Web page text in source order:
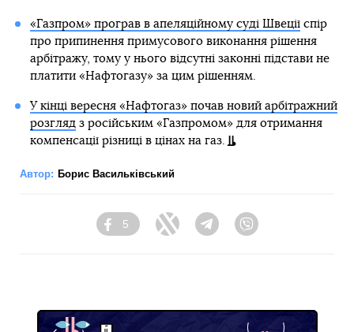
«Газпром» програв в апеляційному суді Швеціїспір
про припинення примусового виконання рішення
арбітражу, тому у нього відсутні законні підстави не
платити «Нафтогазу» за цим рішенням.
У кінці вересня «Нафтогаз» почав новий арбітражний
розглядз російським «Газпромом» для отримання
компенсації різниці в цінах на газ.
Автор: Борис Васильківський
Facebook
5
Twitter TelegramViber